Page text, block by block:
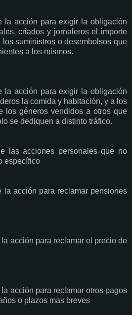
la acción para exigir la obligación
criados y jornaleros el importe
suministros o desembolsos que
a los mismos.
la acción para exigir la obligación
la comida y habitación, y a los
los géneros vendidos a otros que
se dediquen a distinto tráfico.
las acciones personales que no
específico
la acción para reclamar pensiones
acción para reclamar el precio de
acción para reclamar otros pagos
o plazos mas breves